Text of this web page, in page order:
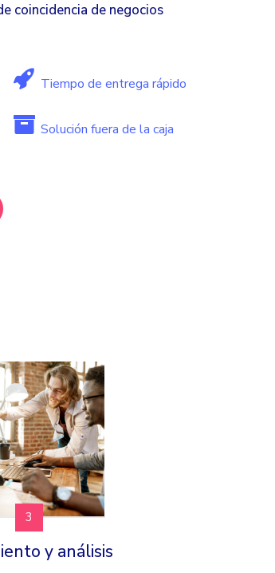
coincidencia de negocios
Tiempo de entrega rápido
Solución fuera de la caja
3
y análisis